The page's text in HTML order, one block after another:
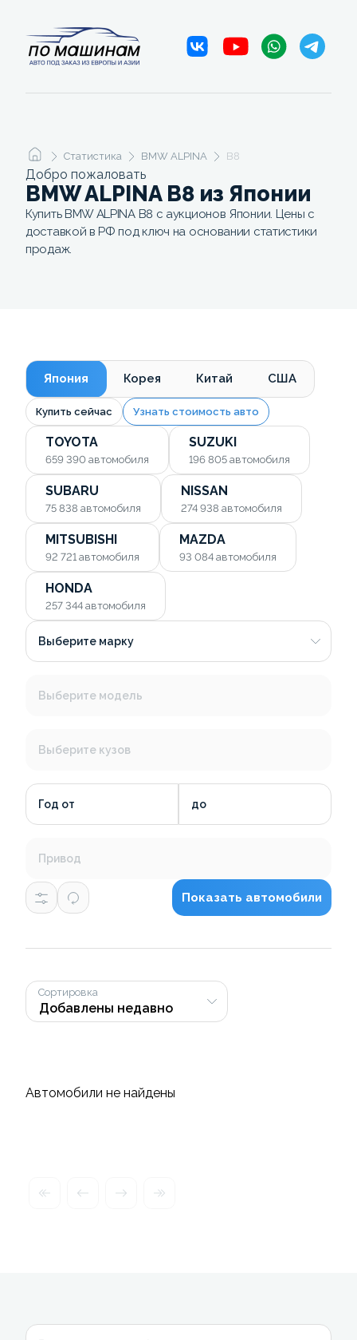
Статистика BMW ALPINA B8
Добро пожаловать
BMW ALPINA B8 из Японии
Купить BMW ALPINA B8 с аукционов Японии. Цены с
доставкой в РФ под ключ на основании статистики
продаж.
Япония Корея Китай США
Купить сейчас Узнать стоимость авто
TOYOTA
659 390 автомобиля
SUZUKI
196 805 автомобиля
SUBARU
75 838 автомобиля
NISSAN
274 938 автомобиля
MITSUBISHI
92 721 автомобиля
MAZDA
93 084 автомобиля
HONDA
257 344 автомобиля
Выберите марку
Выберите модель
Выберите кузов
Год от до
Привод
Показать автомобили
Сортировка
Автомобили не найдены